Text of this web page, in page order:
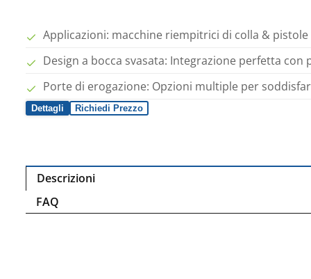
Applicazioni: macchine riempitrici di colla &
Design a bocca svasata: Integrazione perfetta con
Porte di erogazione: Opzioni multiple per
Dettagli Richiedi Prezzo
Descrizioni
FAQ